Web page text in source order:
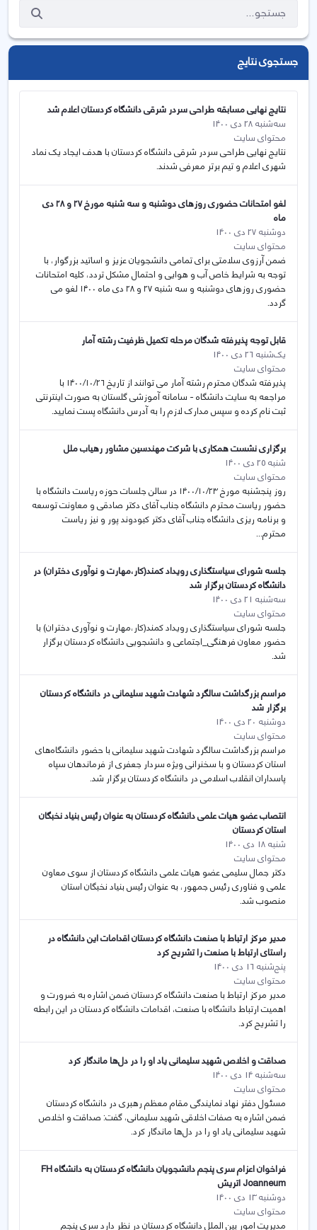
جستجوی نتایج
نتایج نهایی مسابقه طراحی سردر شرقی دانشگاه کردستان اعلام شد
سه‌شنبه 28 دی 1400
محتوای سایت
نتایج نهایی طراحی سردر شرقی دانشگاه کردستان با هدف ایجاد یک نماد
شهری اعلام و تیم برتر معرفی شدند.
لغو امتحانات حضوری روزهای دوشنبه و سه شنبه مورخ ۲۷ و ۲۸ دی
ماه
دوشنبه 27 دی 1400
محتوای سایت
ضمن آرزوی سلامتی برای تمامی دانشجویان عزیز و اساتید بزرگوار، با
توجه به شرایط خاص آب و هوایی و احتمال مشکل تردد، کلیه امتحانات
حضوری روزهای دوشنبه و سه شنبه ۲۷ و ۲۸ دی ماه ۱۴۰۰ لغو می
گردد.
قابل توجه پذیرفته شدگان مرحله تکمیل ظرفیت رشته آمار
یک‌شنبه 26 دی 1400
محتوای سایت
پذیرفته شدگان محترم رشته آمار می توانند از تاریخ ۱۴۰۰/۱۰/۲۶ با
مراجعه به سایت دانشگاه - سامانه آموزشی گلستان به صورت اینترنتی
ثبت نام کرده و سپس مدارک لازم را به آدرس دانشگاه پست نمایید.
برگزاری نشست همکاری با شرکت مهندسین مشاور رهیاب ملل
شنبه 25 دی 1400
محتوای سایت
روز پنجشنبه مورخ ۱۴۰۰/۱۰/۲۳ در سالن جلسات حوزه ریاست دانشگاه با
حضور ریاست محترم دانشگاه جناب آقای دکتر صادقی و معاونت توسعه
و برنامه ریزی دانشگاه جناب آقای دکتر کبودوند پور و نیز ریاست
محترم...
جلسه شورای سیاستگذاری رویداد کمند(کار،مهارت و نوآوری دختران) در
دانشگاه کردستان برگزار شد
سه‌شنبه 21 دی 1400
محتوای سایت
جلسه شورای سیاستگذاری رویداد کمند(کار،مهارت و نوآوری دختران) با
حضور معاون فرهنگی_اجتماعی و دانشجویی دانشگاه کردستان برگزار
شد.
مراسم بزرگداشت سالگرد شهادت شهید سلیمانی در دانشگاه کردستان
برگزار شد
دوشنبه 20 دی 1400
محتوای سایت
مراسم بزرگداشت سالگرد شهادت شهید سلیمانی با حضور دانشگاه‌های
استان کردستان و با سخنرانی ویژه سردار جعفری از فرماندهان سپاه
پاسداران انقلاب اسلامی در دانشگاه کردستان برگزار شد.
انتصاب عضو هیات علمی دانشگاه کردستان به عنوان رئیس بنیاد نخبگان
استان کردستان
شنبه 18 دی 1400
محتوای سایت
دکتر جمال سلیمی عضو هیات علمی دانشگاه کردستان از سوی معاون
علمی و فناوری رئیس جمهور، به عنوان رئیس بنیاد نخبگان استان
منصوب شد.
مدیر مرکز ارتباط با صنعت دانشگاه کردستان اقدامات این دانشگاه در
راستای ارتباط با صنعت را تشریح کرد
پنج‌شنبه 16 دی 1400
محتوای سایت
مدیر مرکز ارتباط با صنعت دانشگاه کردستان ضمن اشاره به ضرورت و
اهمیت ارتباط دانشگاه با صنعت، اقدامات دانشگاه کردستان در این رابطه
را تشریح کرد.
صداقت و اخلاص شهید سلیمانی یاد او را در دل‌ها ماندگار کرد
سه‌شنبه 14 دی 1400
محتوای سایت
مسئول دفتر نهاد نمایندگی مقام معظم رهبری در دانشگاه کردستان
ضمن اشاره به صفات اخلاقی شهید سلیمانی، گفت: صداقت و اخلاص
شهید سلیمانی یاد او را در دل‌ها ماندگار کرد.
فراخوان اعزام سری پنجم دانشجویان دانشگاه کردستان به دانشگاه FH
Joanneum اتریش
دوشنبه 13 دی 1400
محتوای سایت
مدیریت امور بین الملل دانشگاه کردستان در نظر دارد سری پنجم